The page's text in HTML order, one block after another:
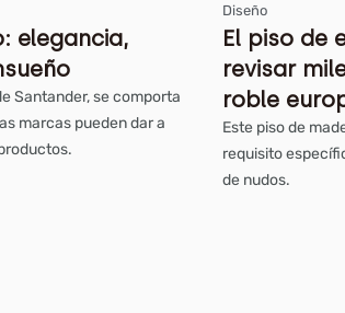
elegancia,
Santander, se comporta
marcas pueden dar a
Diseño
El piso de
revisar
roble
Este piso de
requisito
de nudos.